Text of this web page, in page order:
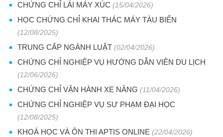
CHỨNG CHỈ LÁI MÁY XÚC (15/04/2026)
HỌC CHỨNG CHỈ KHAI THÁC MÁY TÀU BIỂN
(12/08/2025)
TRUNG CẤP NGÀNH LUẬT (02/04/2026)
CHỨNG CHỈ NGHIỆP VỤ HƯỚNG DẪN VIÊN DU LỊCH
(12/06/2026)
CHỨNG CHỈ VẬN HÀNH XE NÂNG (11/04/2026)
CHỨNG CHỈ NGHIỆP VỤ SƯ PHẠM ĐẠI HỌC
(12/08/2025)
KHOÁ HỌC VÀ ÔN THI APTIS ONLINE (22/04/2026)